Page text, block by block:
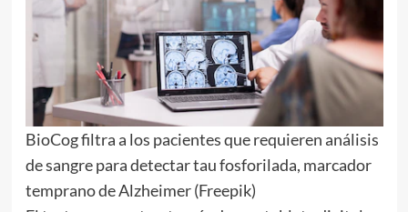
BioCog filtra a los pacientes que requieren análisis
de sangre para detectar tau fosforilada, marcador
temprano de Alzheimer (Freepik)